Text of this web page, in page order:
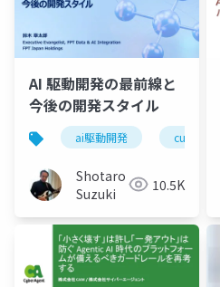
AI 駆動開発の最前線と
今後の開発スタイル
ai駆動開発 cursor
Shotaro
Suzuki
10.5K